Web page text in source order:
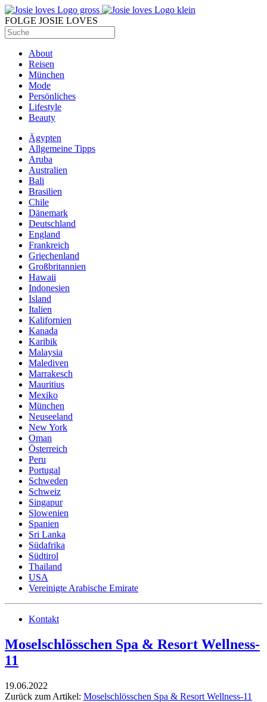
FOLGE JOSIE LOVES
About
Reisen
München
Mode
Persönliches
Lifestyle
Beauty
Ägypten
Allgemeine Tipps
Aruba
Australien
Bali
Brasilien
Chile
Dänemark
Deutschland
England
Frankreich
Griechenland
Großbritannien
Hawaii
Indonesien
Island
Italien
Kalifornien
Kanada
Karibik
Malaysia
Malediven
Marrakesch
Mauritius
Mexiko
München
Neuseeland
New York
Oman
Österreich
Peru
Portugal
Schweden
Schweiz
Singapur
Slowenien
Spanien
Sri Lanka
Südafrika
Südtirol
Thailand
USA
Vereinigte Arabische Emirate
Kontakt
Moselschlösschen Spa & Resort Wellness-
11
19.06.2022
Zurück zum Artikel: Moselschlösschen Spa & Resort Wellness-11